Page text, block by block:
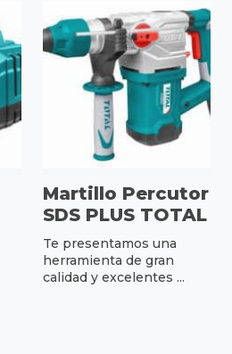
Martillo Percutor
SDS PLUS TOTAL
Te presentamos una
herramienta de gran
calidad y excelentes ...